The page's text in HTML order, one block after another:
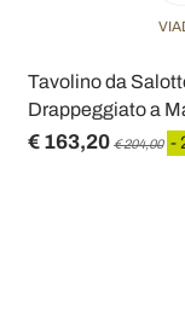
Tavolino da
Drappeggiato a
€ 163,20 € 204,00 -